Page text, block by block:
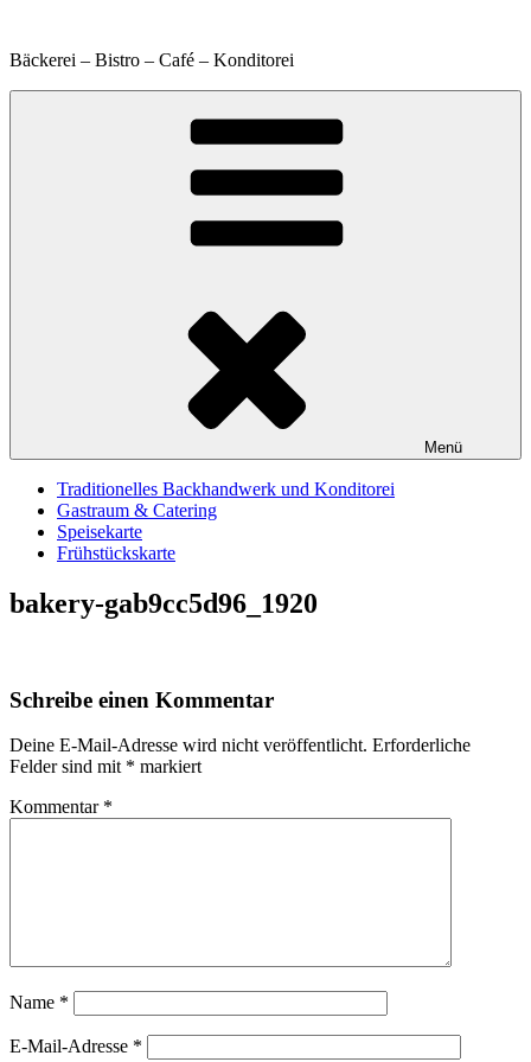
springen
Bäckerei – Bistro – Café – Konditorei
Menü
Traditionelles Backhandwerk und Konditorei
Gastraum & Catering
Speisekarte
Frühstückskarte
bakery-gab9cc5d96_1920
Schreibe einen Kommentar
Deine E-Mail-Adresse wird nicht veröffentlicht. Erforderliche
Felder sind mit * markiert
Kommentar *
Name *
E-Mail-Adresse *